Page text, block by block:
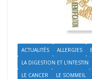
ACTUALITÉS ALLERGIES
LA DIGESTION ET L'INTESTIN
LE CANCER
LE SOMMEIL